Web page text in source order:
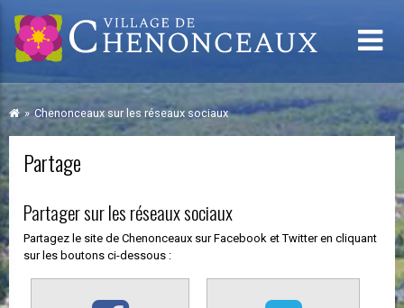
Chenonceaux sur les réseaux sociaux
Partage
Partager sur les réseaux sociaux
Partagez le site de Chenonceaux sur Facebook et Twitter en cliquant
sur les boutons ci-dessous :